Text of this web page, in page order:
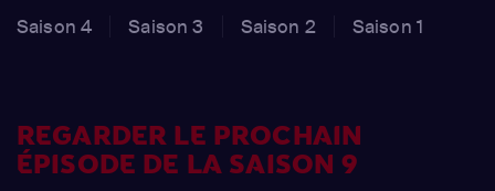
Saison 4
Saison 3 Saison 2 Saison 1
REGARDER LE PROCHAIN
ÉPISODE DE LA SAISON 9